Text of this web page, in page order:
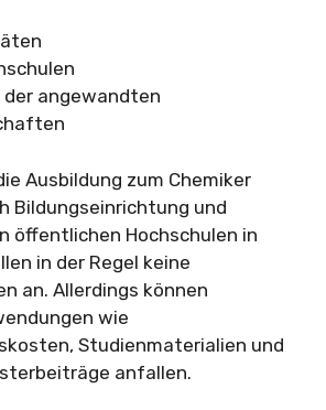
angewandten
Ausbildung zum Chemiker
Bildungseinrichtung und
öffentlichen Hochschulen in
in der Regel keine
an. Allerdings können
wie
Studienmaterialien und
anfallen.